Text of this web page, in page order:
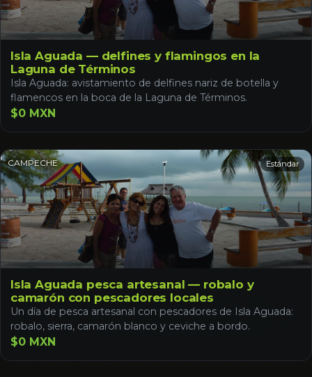
Isla Aguada — delfines y flamingos en la
Laguna de Términos
Isla Aguada: avistamiento de delfines nariz de botella y
flamencos en la boca de la Laguna de Términos.
$0 MXN
CAMPECHE Estándar
Isla Aguada pesca artesanal — robalo y
camarón con pescadores locales
Un día de pesca artesanal con pescadores de Isla Aguada:
robalo, sierra, camarón blanco y ceviche a bordo.
$0 MXN